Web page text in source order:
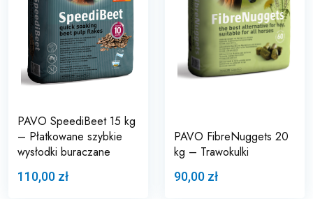
PAVO SpeediBeet 15 kg
– Płatkowane szybkie
wysłodki buraczane
110,00 zł
PAVO FibreNuggets 20
kg – Trawokulki
90,00 zł